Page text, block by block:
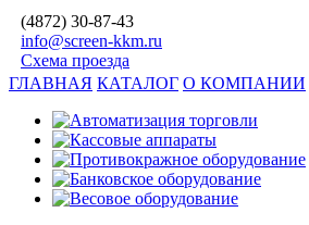
(4872) 30-87-43
info@screen-kkm.ru
Схема проезда
ГЛАВНАЯ КАТАЛОГ О КОМПАНИИ